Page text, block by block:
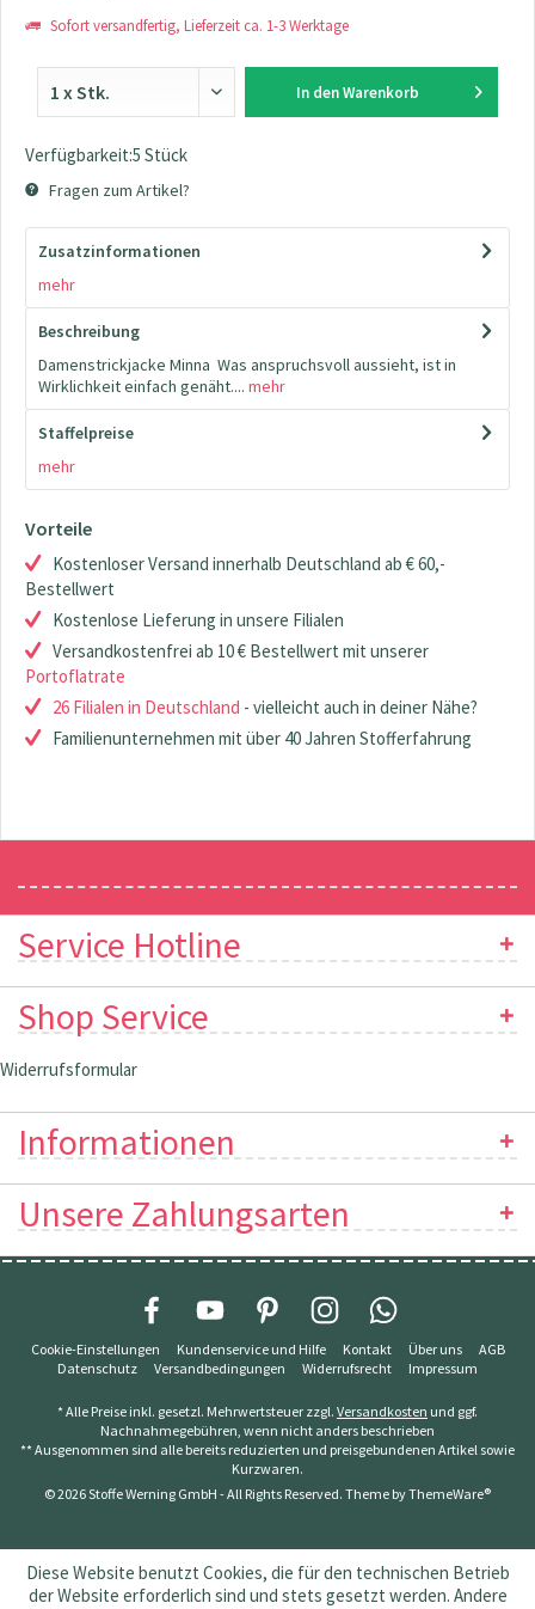
Sofort versandfertig, Lieferzeit ca. 1-3 Werktage
In den Warenkorb
Verfügbarkeit:5 Stück
Fragen zum Artikel?
Zusatzinformationen
mehr
Beschreibung
Damenstrickjacke Minna Was anspruchsvoll aussieht, ist in
Wirklichkeit einfach genäht.... mehr
Staffelpreise
mehr
Vorteile
Kostenloser Versand innerhalb Deutschland ab € 60,-
Bestellwert
Kostenlose Lieferung in unsere Filialen
Versandkostenfrei ab 10 € Bestellwert mit unserer
Portoflatrate
26 Filialen in Deutschland - vielleicht auch in deiner Nähe?
Familienunternehmen mit über 40 Jahren Stofferfahrung
Service Hotline
Shop Service
Widerrufsformular
Informationen
Unsere Zahlungsarten
Cookie-Einstellungen Kundenservice und Hilfe Kontakt Über uns
AGB
Datenschutz
Versandbedingungen Widerrufsrecht Impressum
* Alle Preise inkl. gesetzl. Mehrwertsteuer zzgl. Versandkosten und ggf.
Nachnahmegebühren, wenn nicht anders beschrieben
** Ausgenommen sind alle bereits reduzierten und preisgebundenen Artikel sowie
Kurzwaren.
© 2026 Stoffe Werning GmbH - All Rights Reserved. Theme byThemeWare®
Diese Website benutzt Cookies, die für den technischen Betrieb
der Website erforderlich sind und stets gesetzt werden. Andere